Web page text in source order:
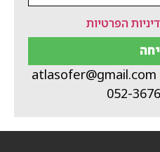
הפרטיות
atlasofer@gmail.com
052-